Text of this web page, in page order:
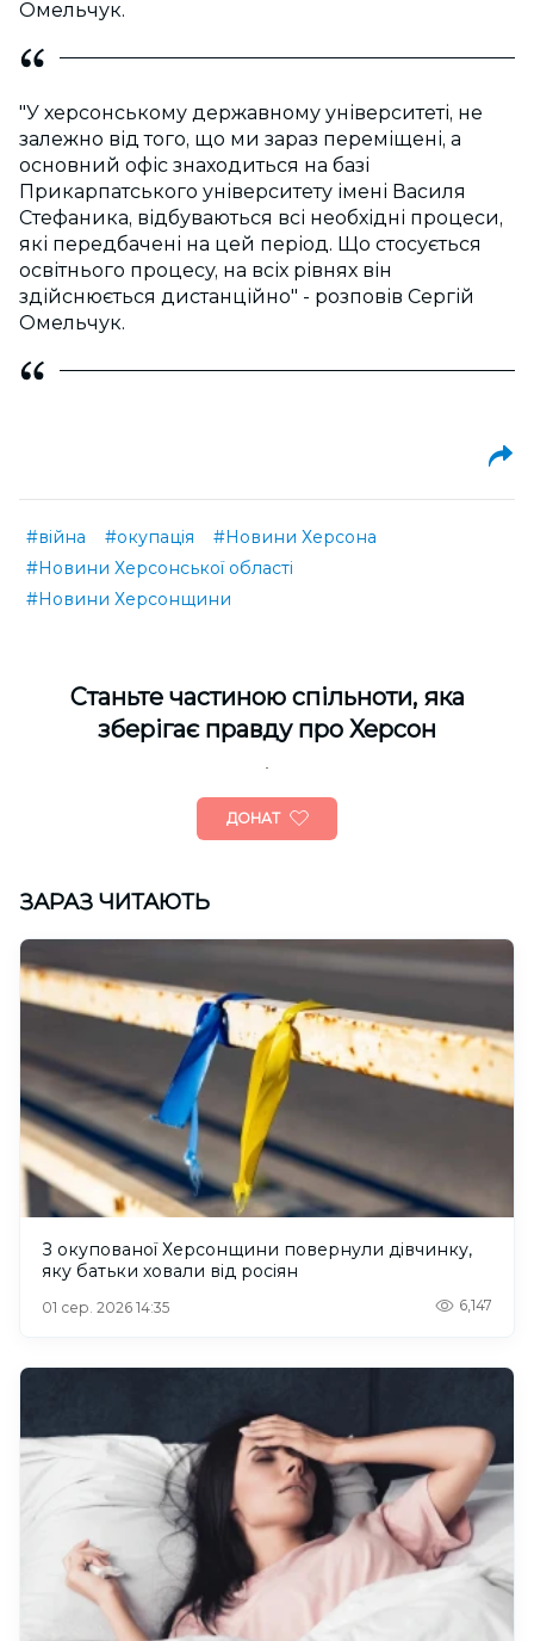
Омельчук.
"У херсонському державному університеті, не
залежно від того, що ми зараз переміщені, а
основний офіс знаходиться на базі
Прикарпатського університету імені Василя
Стефаника, відбуваються всі необхідні процеси,
які передбачені на цей період. Що стосується
освітнього процесу, на всіх рівнях він
здійснюється дистанційно" - розповів Сергій
Омельчук.
#війна #окупація
#Новини Херсона
#Новини Херсонської області
#Новини Херсонщини
Cтаньте частиною спільноти, яка
зберігає правду про Херсон
ДОНАТ
ЗАРАЗ ЧИТАЮТЬ
З окупованої Херсонщини повернули дівчинку,
яку батьки ховали від росіян
01 сер. 2026 14:35 6,147